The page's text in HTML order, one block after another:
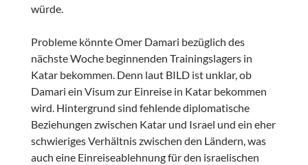
würde.
Probleme könnte Omer Damari bezüglich des
nächste Woche beginnenden Trainingslagers in
Katar bekommen. Denn laut BILD ist unklar, ob
Damari ein Visum zur Einreise in Katar bekommen
wird. Hintergrund sind fehlende diplomatische
Beziehungen zwischen Katar und Israel und ein eher
schwieriges Verhältnis zwischen den Ländern, was
auch eine Einreiseablehnung für den israelischen